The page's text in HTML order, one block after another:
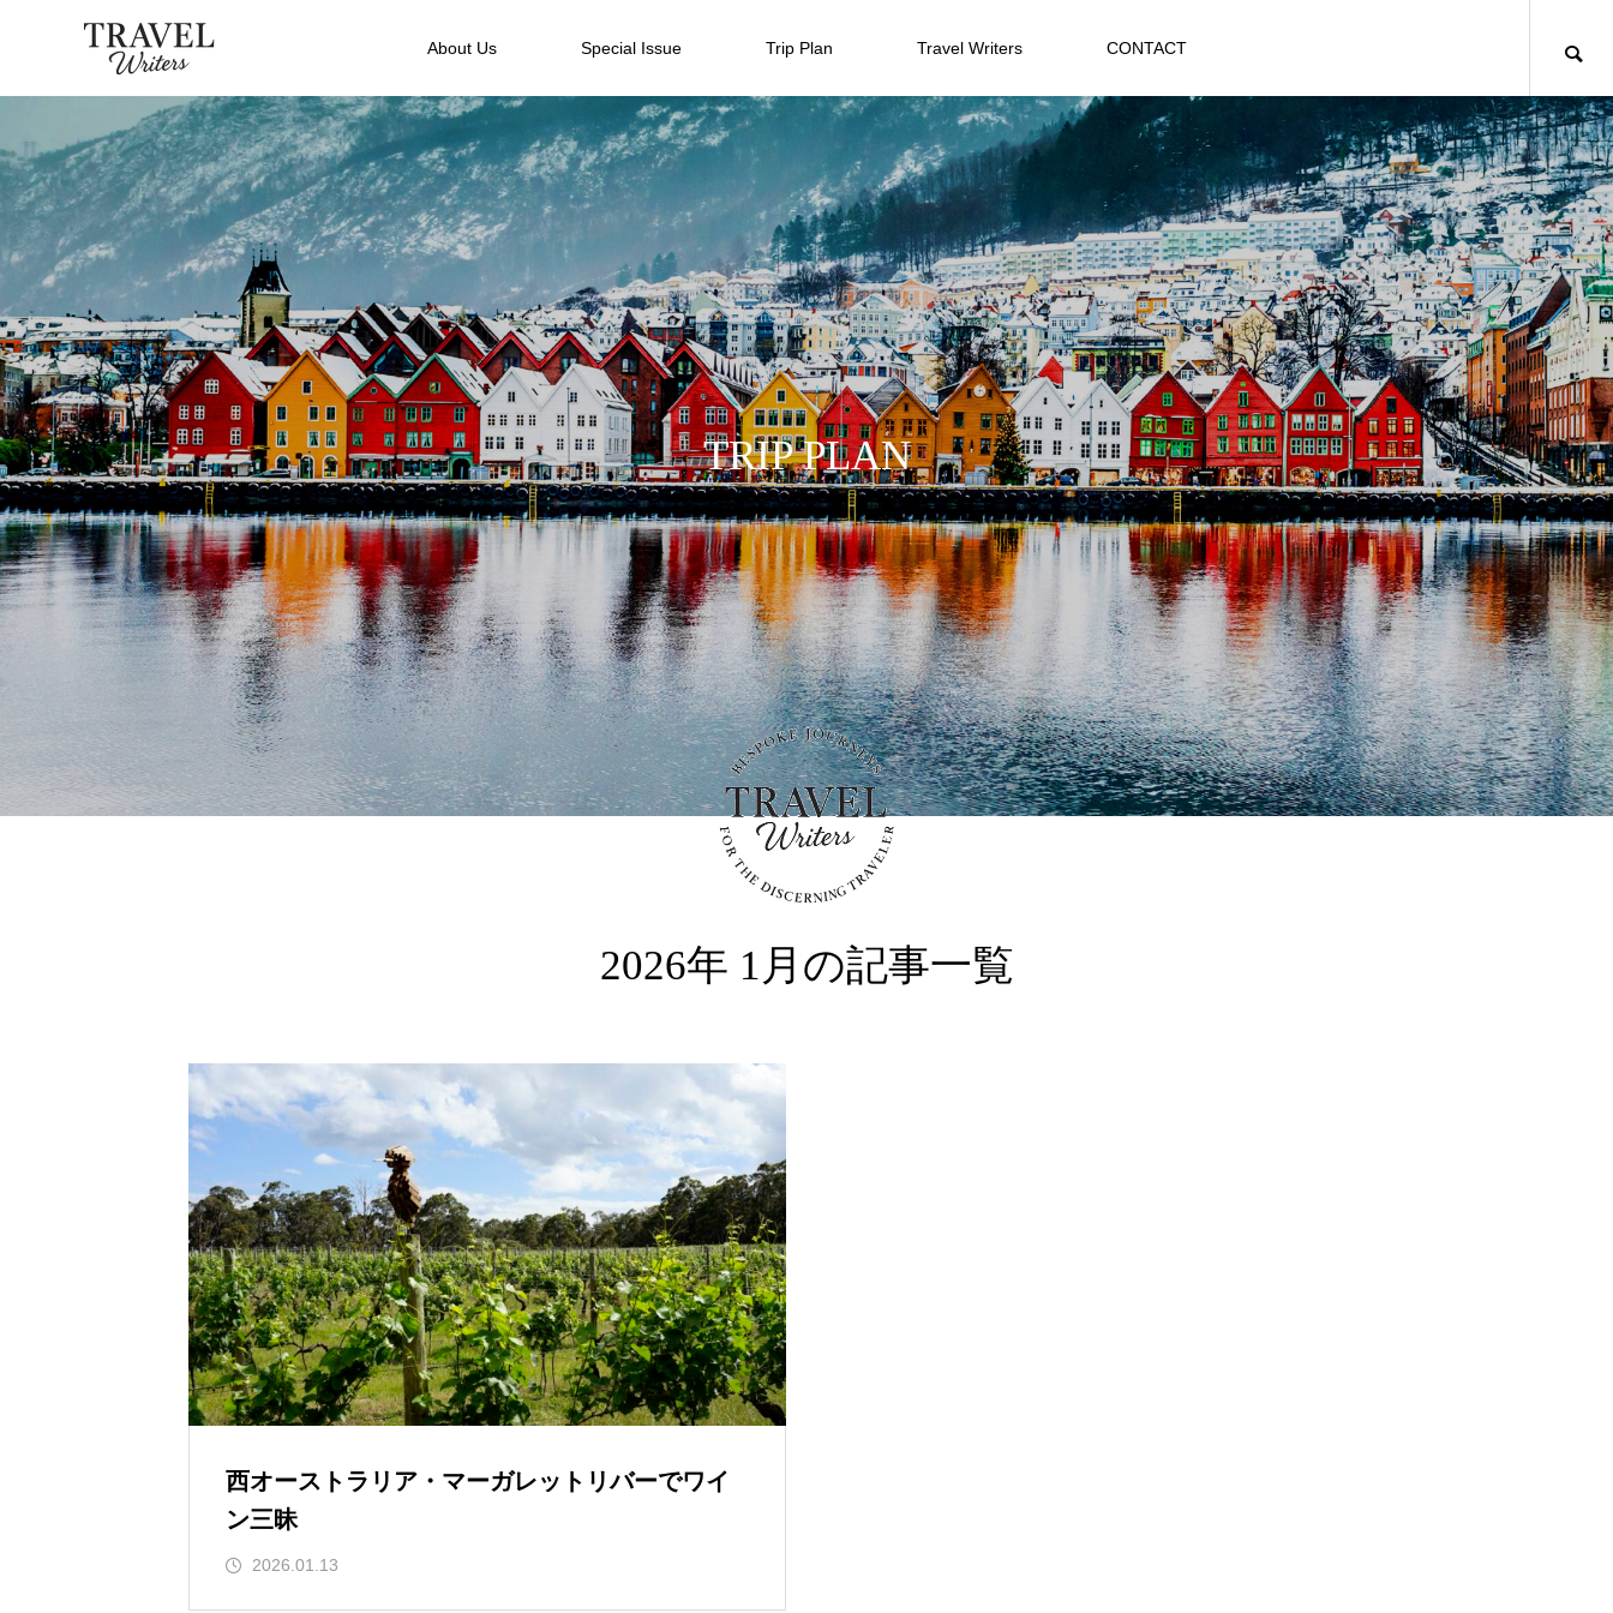
About Us Special Issue Trip Plan Travel Writers CONTACT
TRIP PLAN
2026年 1月の記事一覧
西オーストラリア・マーガレットリバーでワイ
ン三昧
2026.01.13